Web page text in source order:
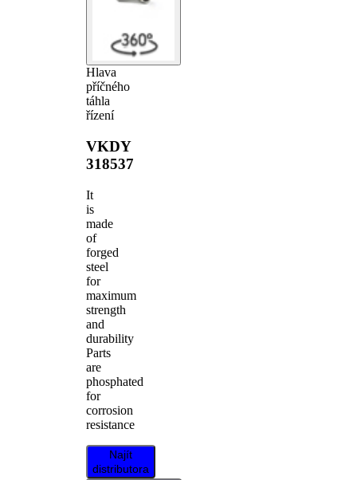
Hlava
příčného
táhla
řízení
VKDY
318537
It
is
made
of
forged
steel
for
maximum
strength
and
durability
Parts
are
phosphated
for
corrosion
resistance
Najít
distributora